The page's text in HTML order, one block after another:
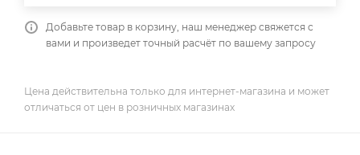
Добавьте товар в корзину, наш менеджер свяжется с
вами и произведет точный расчёт по вашему запросу
Цена действительна только для интернет-магазина и может
отличаться от цен в розничных магазинах